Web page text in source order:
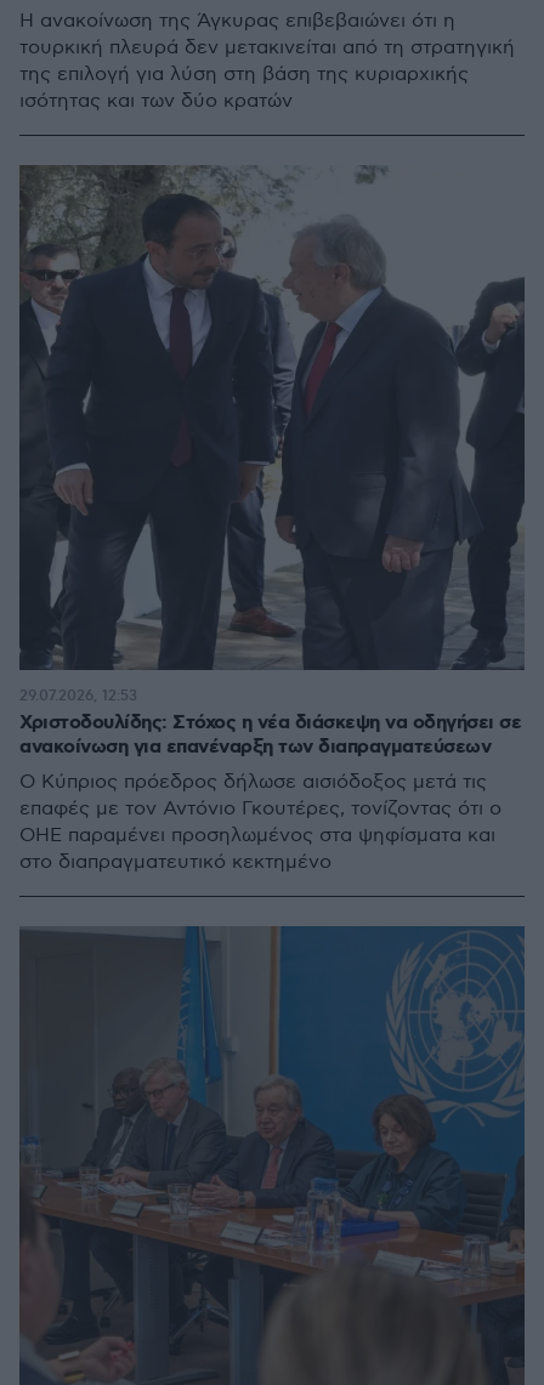
Η ανακοίνωση της Άγκυρας επιβεβαιώνει ότι η
τουρκική πλευρά δεν μετακινείται από τη στρατηγική
της επιλογή για λύση στη βάση της κυριαρχικής
ισότητας και των δύο κρατών
Χριστοδουλίδης: Στόχος η νέα διάσκεψη να οδηγήσει σε
ανακοίνωση για επανέναρξη των διαπραγματεύσεων
Ο Κύπριος πρόεδρος δήλωσε αισιόδοξος μετά τις
επαφές με τον Αντόνιο Γκουτέρες, τονίζοντας ότι ο
ΟΗΕ παραμένει προσηλωμένος στα ψηφίσματα και
στο διαπραγματευτικό κεκτημένο
29.07.2026, 12:53